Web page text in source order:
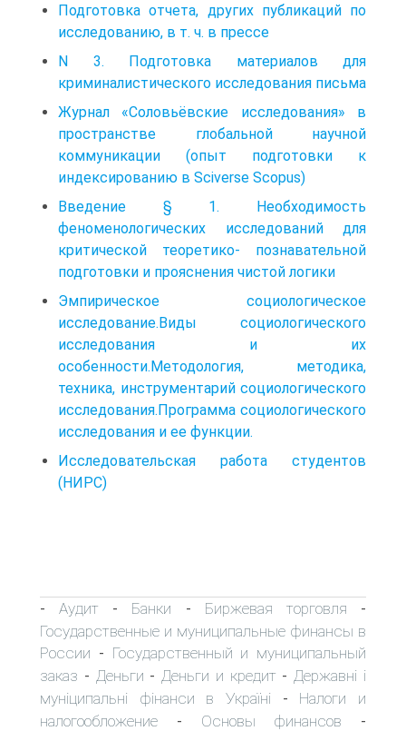
Подготовка отчета, других публикаций по
исследованию, в т. ч. в прессе
N 3. Подготовка материалов для
криминалистического исследования письма
Журнал «Соловьёвские исследования» в
пространстве глобальной научной
коммуникации (опыт подготовки к
индексированию в Sciverse Scopus)
Введение § 1. Необходимость
феноменологических исследований для
критической теоретико- познавательной
подготовки и прояснения чистой логики
Эмпирическое социологическое
исследование.Виды социологического
исследования и их
особенности.Методология, методика,
техника, инструментарий социологического
исследования.Программа социологического
исследования и ее функции.
Исследовательская работа студентов
(НИРС)
-Аудит - Банки - Биржевая торговля -
Государственные и муниципальные финансы в
России - Государственный и муниципальный
заказ - Деньги - Деньги и кредит - Державні і
муніципальні фінанси в Україні - Налоги и
налогообложение - Основы финансов -